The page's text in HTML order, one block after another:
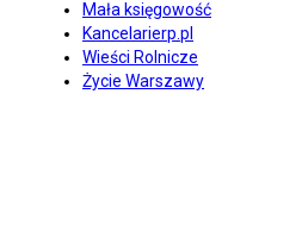
Mała księgowość
Kancelarierp.pl
Wieści Rolnicze
Życie Warszawy